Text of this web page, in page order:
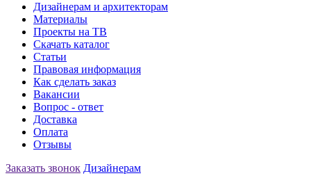
Дизайнерам и архитекторам
Материалы
Проекты на ТВ
Скачать каталог
Статьи
Правовая информация
Как сделать заказ
Вакансии
Вопрос - ответ
Доставка
Оплата
Отзывы
Заказать звонок Дизайнерам